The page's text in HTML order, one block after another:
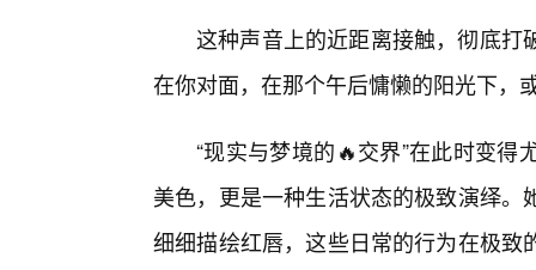
这种声音上的近距离接触，彻底打
在你对面，在那个午后慵懒的阳光下，
“现实与梦境的🔥交界”在此时变
美色，更是一种生活状态的极致演绎
细细描绘红唇，这些日常的行为在极